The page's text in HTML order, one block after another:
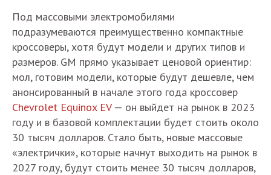
Под массовыми электромобилями
подразумеваются преимущественно компактные
кроссоверы, хотя будут модели и других типов и
размеров. GM прямо указывает ценовой ориентир:
мол, готовим модели, которые будут дешевле, чем
анонсированный в начале этого года кроссовер
Chevrolet Equinox EV— он выйдет на рынок в 2023
году и в базовой комплектации будет стоить около
30 тысяч долларов. Стало быть, новые массовые
«электрички», которые начнут выходить на рынок в
2027 году, будут стоить менее 30 тысяч долларов,